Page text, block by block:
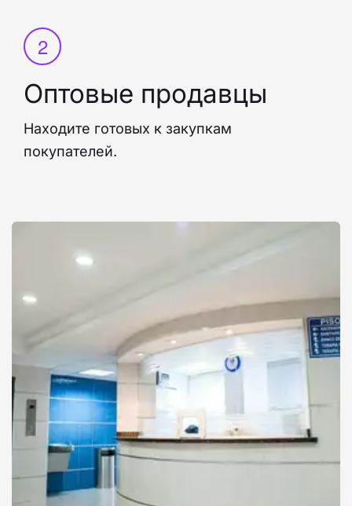
Оптовые продавцы
Находите готовых к закупкам
покупателей.